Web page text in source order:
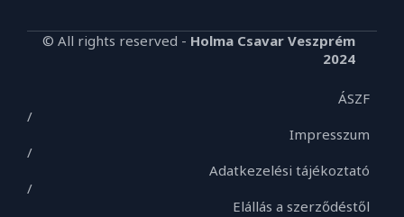
© All rights reserved - Holma Csavar Veszprém
2024
ÁSZF
/
Impresszum
/
Adatkezelési tájékoztató
/
Elállás a szerződéstől